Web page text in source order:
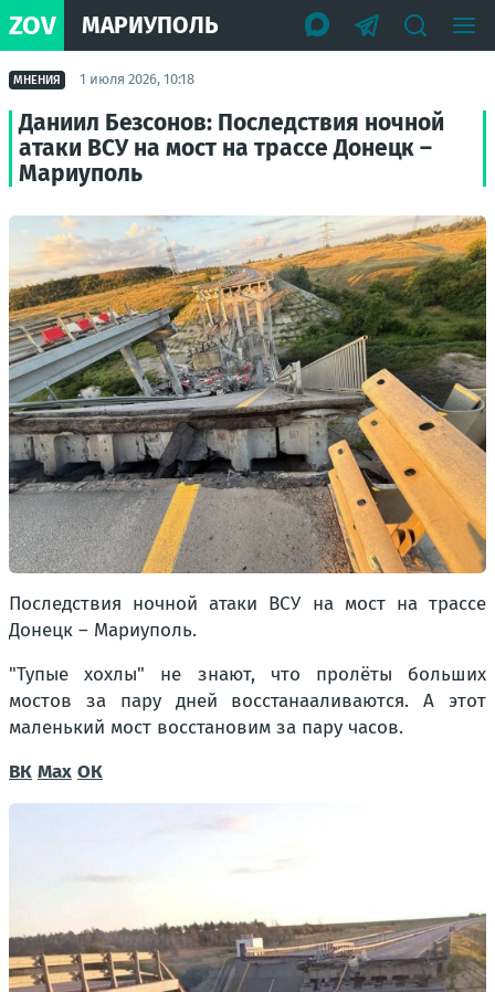
ZOV МАРИУПОЛЬ
МНЕНИЯ 1 июля 2026, 10:18
Даниил Безсонов: Последствия ночной
атаки ВСУ на мост на трассе Донецк –
Мариуполь
Последствия ночной атаки ВСУ на мост на трассе
Донецк – Мариуполь.
"Тупые хохлы" не знают, что пролёты больших
мостов за пару дней восстанааливаются. А этот
маленький мост восстановим за пару часов.
ВК Max ОК